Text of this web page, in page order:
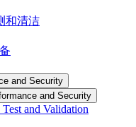
和清洁
and Security
and Security
and Validation